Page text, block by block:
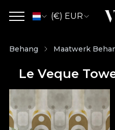
(€) EUR
Behang Maatwerk
Le Veque